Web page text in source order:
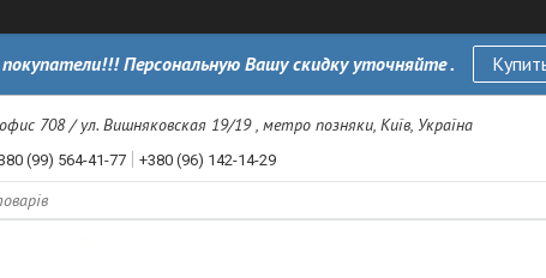
Персональную Вашу скидку уточняйте .
708 / ул. Вишняковская 19/19 , метро позняки, Київ, Україна
(99) 564-41-77 +380 (96) 142-14-29